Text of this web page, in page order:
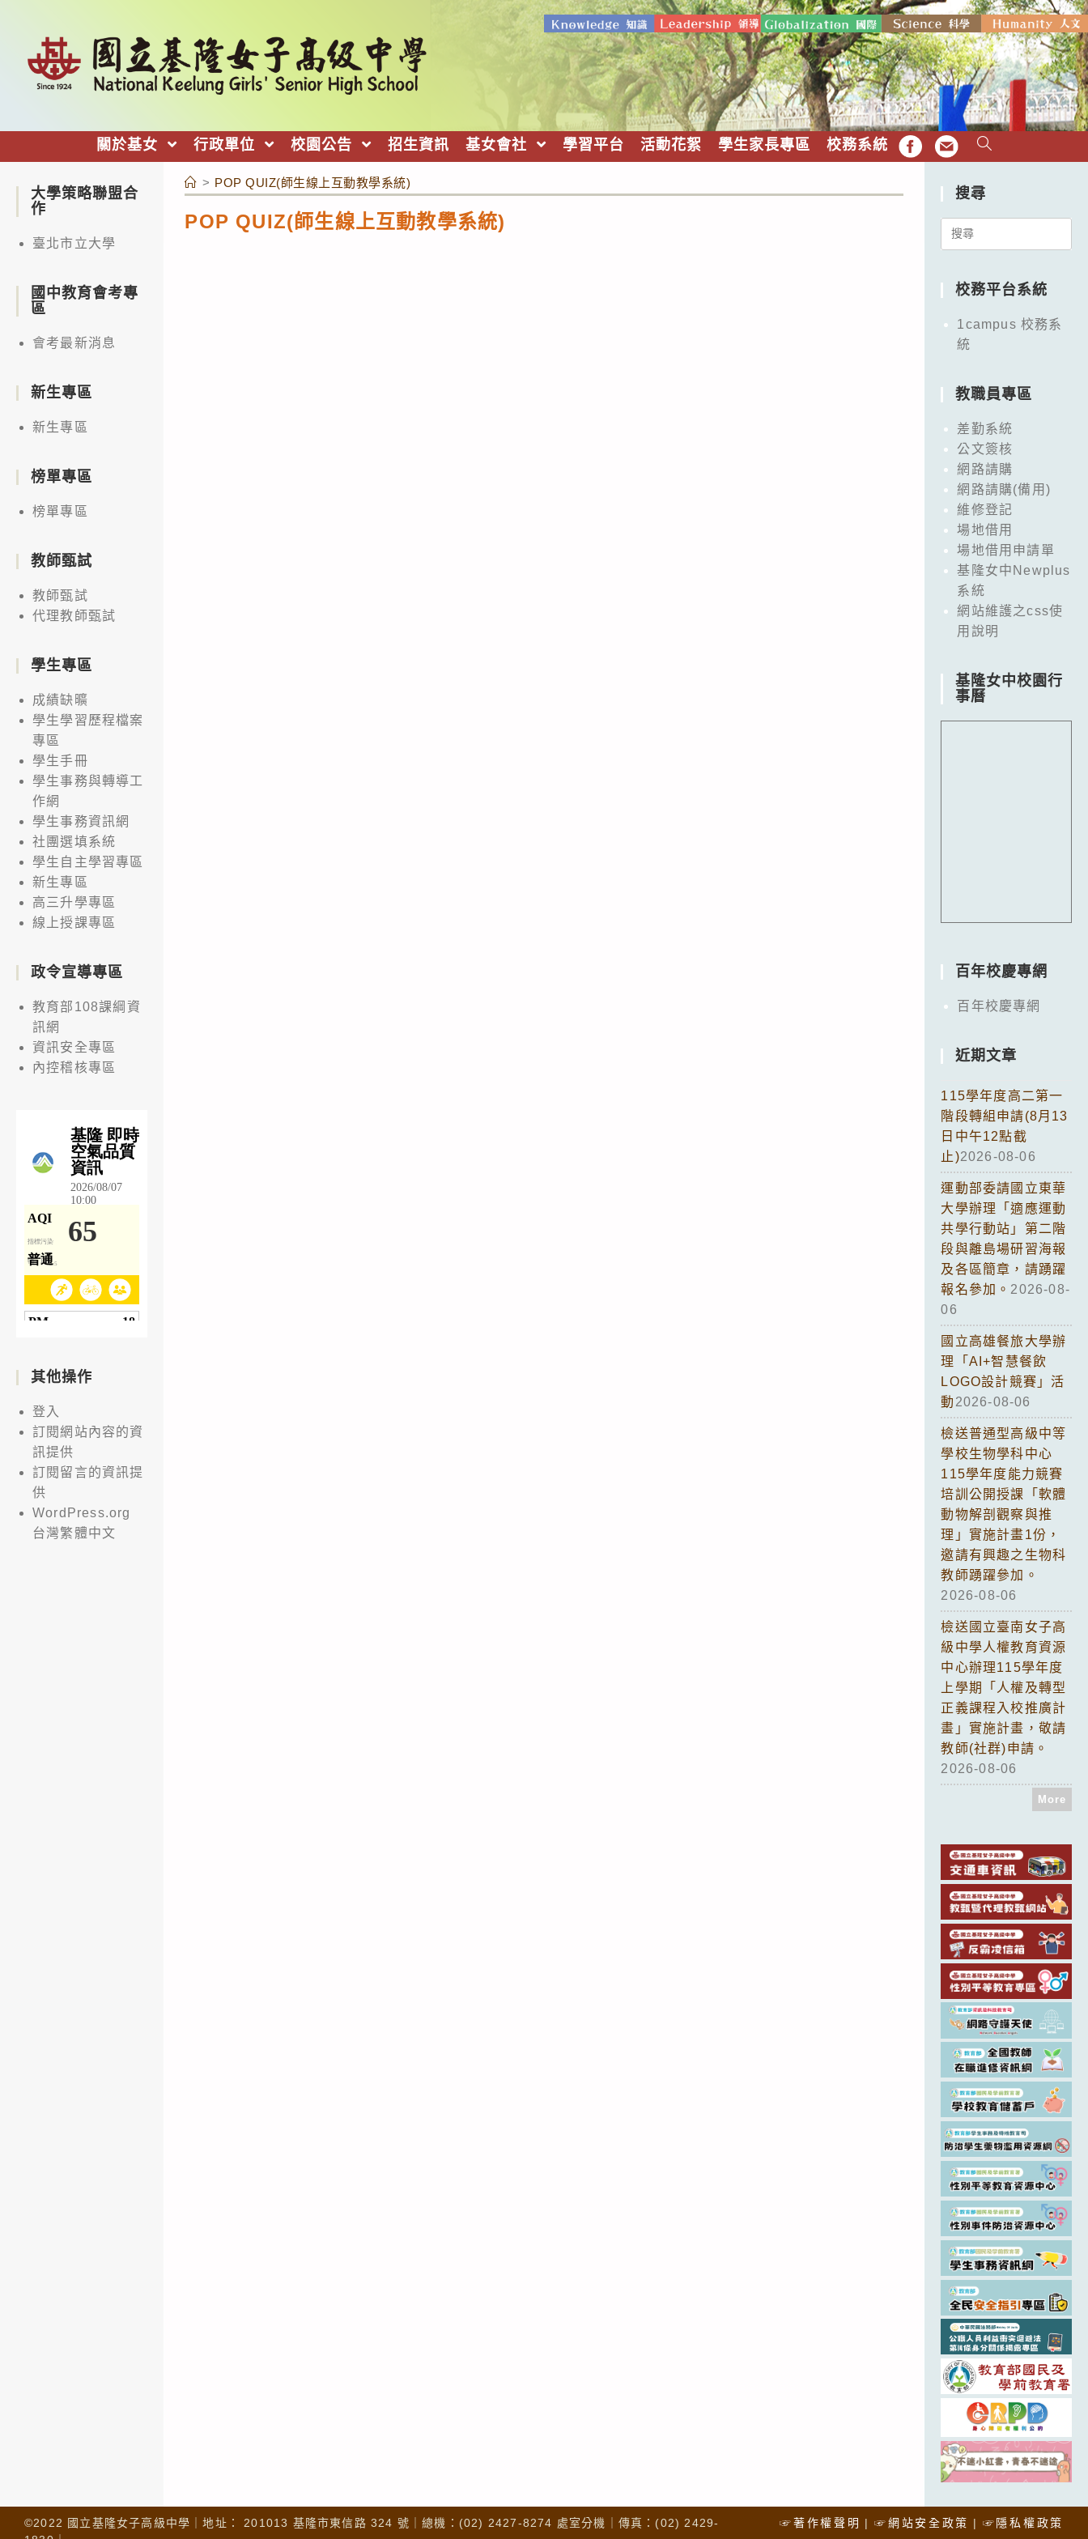
關於基女 行政單位 校園公告 招生資訊 基女會社 學習平台 活動花絮 學生家長專區 校務系統 FB EMAIL
POP QUIZ(師生線上互動教學系統)
> POP QUIZ(師生線上互動教學系統)
大學策略聯盟合
作
臺北市立大學
國中教育會考專
區
會考最新消息
新生專區
新生專區
榜單專區
榜單專區
教師甄試
教師甄試
代理教師甄試
學生專區
成績缺曠
學生學習歷程檔案
專區
學生手冊
學生事務與轉導工
作網
學生事務資訊網
社團選填系統
學生自主學習專區
新生專區
高三升學專區
線上授課專區
政令宣導專區
教育部108課綱資
訊網
資訊安全專區
內控稽核專區
其他操作
登入
訂閱網站內容的資
訊提供
訂閱留言的資訊提
供
WordPress.org
台灣繁體中文
搜尋
Search
校務平台系統
1campus 校務系
統
教職員專區
差勤系統
公文簽核
網路請購
網路請購(備用)
維修登記
場地借用
場地借用申請單
基隆女中Newplus
系統
網站維護之css使
用說明
基隆女中校園行
事曆
百年校慶專網
百年校慶專網
近期文章
115學年度高二第一
階段轉組申請(8月13
日中午12點截
止)2026-08-06
運動部委請國立東華
大學辦理「適應運動
共學行動站」第二階
段與離島場研習海報
及各區簡章，請踴躍
報名參加。 2026-08-
06
國立高雄餐旅大學辦
理「AI+智慧餐飲
LOGO設計競賽」活
動 2026-08-06
檢送普通型高級中等
學校生物學科中心
115學年度能力競賽
培訓公開授課「軟體
動物解剖觀察與推
理」實施計畫1份，
邀請有興趣之生物科
教師踴躍參加。
2026-08-06
檢送國立臺南女子高
級中學人權教育資源
中心辦理115學年度
上學期「人權及轉型
正義課程入校推廣計
畫」實施計畫，敬請
教師(社群)申請。
2026-08-06
More
☞著作權聲明 ☞網站安全政策 ☞隱私權政策
©2022 國立基隆女子高級中學｜地址： 201013 基隆市東信路 324 號｜總機：(02) 2427-8274 處室分機｜傳真：(02) 2429-